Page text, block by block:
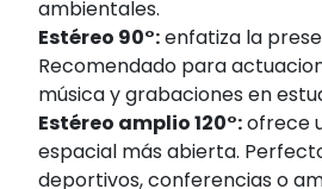
ambientales.
Estéreo 90°:enfatiza la
Recomendado para
música y grabaciones en
Estéreo amplio 120°:ofrece
espacial más abierta.
deportivos, conferencias o